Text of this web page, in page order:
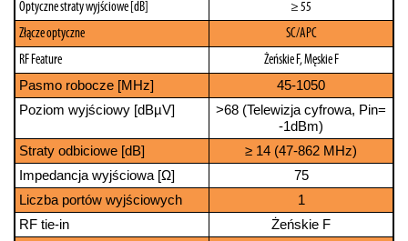
Optyczne straty wyjściowe [dB]
≥ 55
Złącze optyczne
SC/APC
RF Feature
Żeńskie F, Męskie F
Pasmo robocze [MHz]
45-1050
Poziom wyjściowy [dBµV]
>68 (Telewizja cyfrowa, Pin=
-1dBm)
Straty odbiciowe [dB]
≥ 14 (47-862 MHz)
Impedancja wyjściowa [Ω]
75
Liczba portów wyjściowych
1
RF tie-in
Żeńskie F